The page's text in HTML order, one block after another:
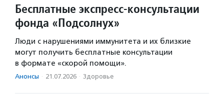
Бесплатные экспресс-консультации
фонда «Подсолнух»
Люди с нарушениями иммунитета и их близкие
могут получить бесплатные консультации
в формате «скорой помощи».
Анонсы · 21.07.2026 · Здоровье